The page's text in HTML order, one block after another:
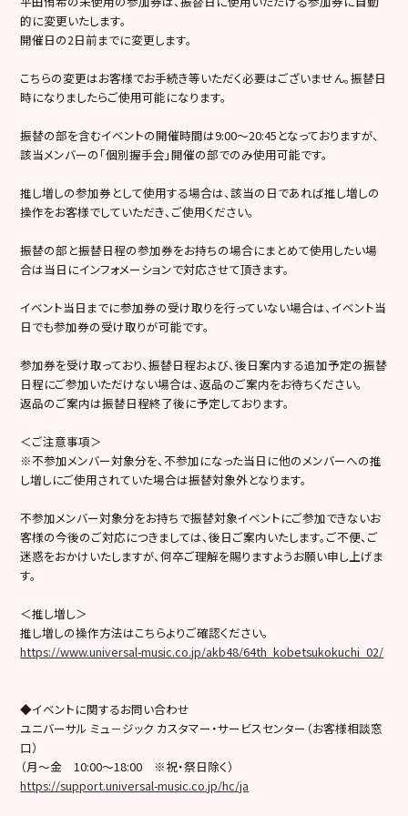
的に変更いたします。
開催日の2日前までに変更します。
こちらの変更はお客様でお手続き等いただく必要はございません。振替日
時になりましたらご使用可能になります。
振替の部を含むイベントの開催時間は9:00〜20:45となっておりますが、
該当メンバーの「個別握手会」開催の部でのみ使用可能です。
推し増しの参加券として使用する場合は、該当の日であれば推し増しの
操作をお客様でしていただき、ご使用ください。
振替の部と振替日程の参加券をお持ちの場合にまとめて使用したい場
合は当日にインフォメーションで対応させて頂きます。
イベント当日までに参加券の受け取りを行っていない場合は、イベント当
日でも参加券の受け取りが可能です。
参加券を受け取っており、振替日程および、後日案内する追加予定の振替
日程にご参加いただけない場合は、返品のご案内をお待ちください。
返品のご案内は振替日程終了後に予定しております。
＜ご注意事項＞
※不参加メンバー対象分を、不参加になった当日に他のメンバーへの推
し増しにご使用されていた場合は振替対象外となります。
不参加メンバー対象分をお持ちで振替対象イベントにご参加できないお
客様の今後のご対応につきましては、後日ご案内いたします。ご不便、ご
迷惑をおかけいたしますが、何卒ご理解を賜りますようお願い申し上げま
す。
＜推し増し＞
推し増しの操作方法はこちらよりご確認ください。
https://www.universal-music.co.jp/akb48/64th_kobetsukokuchi_02/
◆イベントに関するお問い合わせ
ユニバーサル ミュ－ジック カスタマー・サービスセンター（お客様相談窓
口）
（月～金 10:00～18:00 ※祝・祭日除く）
https://support.universal-music.co.jp/hc/ja